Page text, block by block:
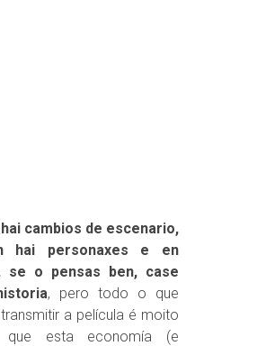
cambios de escenario,
hai personaxes e en
se o pensas ben, case
, pero todo o que
a película é moito
esta economía (e